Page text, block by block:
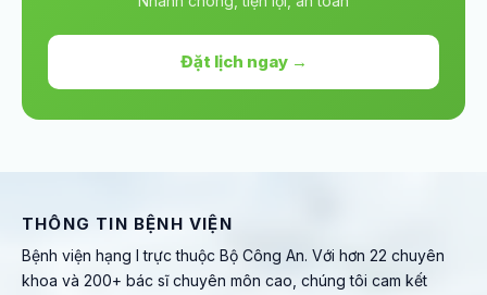
Đặt lịch ngay →
THÔNG TIN BỆNH VIỆN
Bệnh viện hạng I trực thuộc Bộ Công An. Với hơn 22 chuyên
khoa và 200+ bác sĩ chuyên môn cao, chúng tôi cam kết